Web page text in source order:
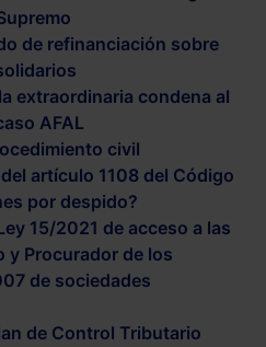
de refinanciación sobre
extraordinaria condena al
AFAL
civil
artículo 1108 del Código
por despido?
15/2021 de acceso a las
y Procurador de los
de sociedades
de Control Tributario